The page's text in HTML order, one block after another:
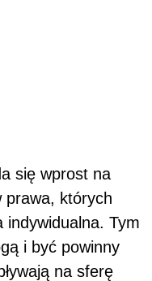
się wprost na
prawa, których
indywidualna. Tym
i być powinny
na sferę